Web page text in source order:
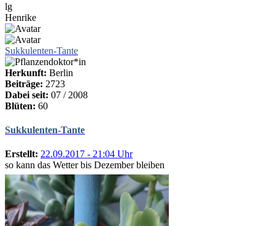
lg
Henrike
Sukkulenten-Tante
Herkunft: Berlin
Beiträge: 2723
Dabei seit: 07 / 2008
Blüten: 60
Sukkulenten-Tante
Erstellt: 22.09.2017 - 21:04 Uhr
so kann das Wetter bis Dezember bleiben